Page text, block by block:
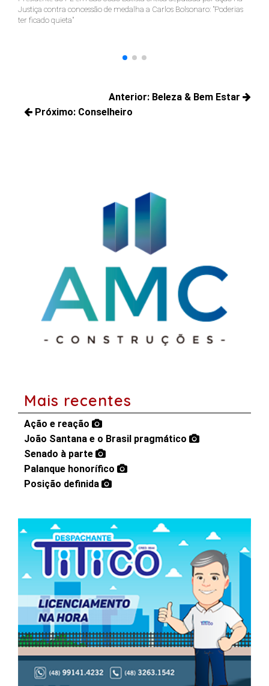
Justiça contra concessão de medalha a Carlos Bolsonaro: "Poderias
ter ficado quieta"
Navegação
de
Anterior: Beleza & Bem Estar
Próximo: Conselheiro
Mais recentes
Ação e reação
João Santana e o Brasil pragmático
Senado à parte
Palanque honorífico
Posição definida